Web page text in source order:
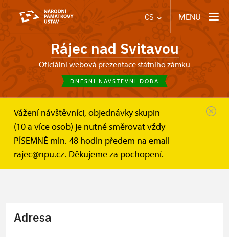
CS MENU
Rájec nad Svitavou
Oficiální webová prezentace státního zámku
DNEŠNÍ NÁVŠTĚVNÍ DOBA
Vážení návštěvníci, objednávky skupin
(10 a více osob) je nutné směrovat vždy
PÍSEMNĚ min. 48 hodin předem na email
rajec@npu.cz. Děkujeme za pochopení.
Zámek Rájec nad Svitavou
Informace pro návštěvníky
Kontakt
Kontakt
Adresa